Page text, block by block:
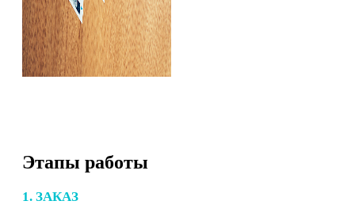
Этапы работы
1. ЗАКАЗ